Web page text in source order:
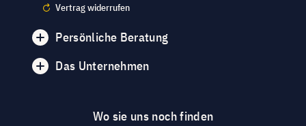
Vertrag widerrufen
Persönliche Beratung
Das Unternehmen
Wo sie uns noch finden